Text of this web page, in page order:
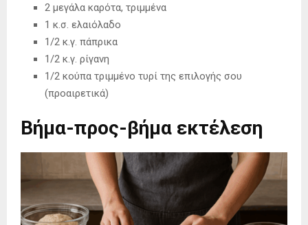
2 μεγάλα καρότα, τριμμένα
1 κ.σ. ελαιόλαδο
1/2 κ.γ. πάπρικα
1/2 κ.γ. ρίγανη
1/2 κούπα τριμμένο τυρί της επιλογής σου
(προαιρετικά)
Βήμα-προς-βήμα εκτέλεση